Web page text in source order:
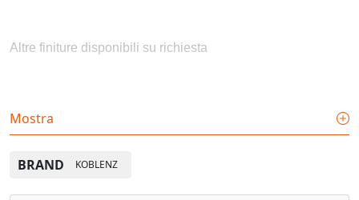
Altre finiture disponibili su richiesta
- Cerniera a scomparsa Per porte a filo in acciaio
Altoresistenziale e zama
- Disassata per sormonto coprifilo fino a 12mm, per telai in
Mostra
BRAND KOBLENZ